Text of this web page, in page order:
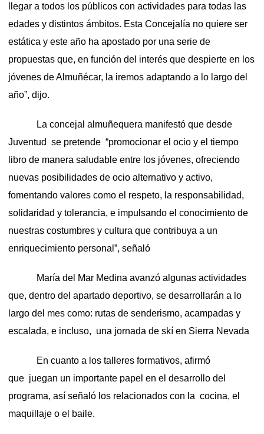
llegar a todos los públicos con actividades para todas las
edades y distintos ámbitos. Esta Concejalía no quiere ser
estática y este año ha apostado por una serie de
propuestas que, en función del interés que despierte en los
jóvenes de Almuñécar, la iremos adaptando a lo largo del
año”, dijo.
La concejal almuñequera manifestó que desde
Juventud se pretende “promocionar el ocio y el tiempo
libro de manera saludable entre los jóvenes, ofreciendo
nuevas posibilidades de ocio alternativo y activo,
fomentando valores como el respeto, la responsabilidad,
solidaridad y tolerancia, e impulsando el conocimiento de
nuestras costumbres y cultura que contribuya a un
enriquecimiento personal”, señaló
María del Mar Medina avanzó algunas actividades
que, dentro del apartado deportivo, se desarrollarán a lo
largo del mes como: rutas de senderismo, acampadas y
escalada, e incluso, una jornada de skí en Sierra Nevada
En cuanto a los talleres formativos, afirmó
que juegan un importante papel en el desarrollo del
programa, así señaló los relacionados con la cocina, el
maquillaje o el baile.